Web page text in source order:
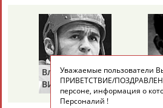
24 персон из 13181
ТАБЛО АКТИВНОСТИ
Владимир
ВИКУЛОВ
Уважаемые пользователи
ПРИВЕТСТВИЕ/
персоне, информация о
Персоналий !